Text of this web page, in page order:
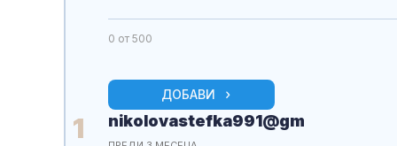
0 от 500
ДОБАВИ
1 nikolovastefka991@gm